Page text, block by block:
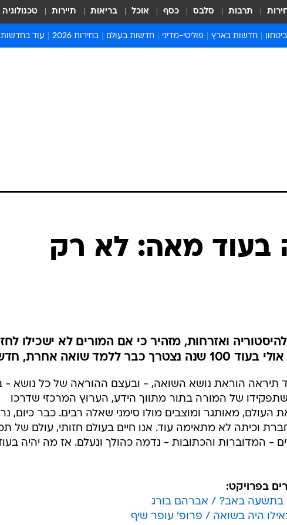
תרבות סלבס כסף אוכל בריאות תיירות טכנולוגיה
חדשות בארץ פוליטי-מדיני חדשות בעולם בחירות 2026 עוד בחדשות
בעוד מאה: לא רק
ואזרחות, מזהיר כי אם המורים לא ישכילו
שואה אחרת, חדשה
תיראה הוראת נושא השואה, - ובעצם ההוראה של כל נושא -
שתפקידו של המורה בתור מתווך הידע, הערוץ המרכזי שדרכו
מאותגר ומוצבים מולו סימני שאלה רבים. כבר כיום,
וכיתה לא מתאימה עוד. אנו חיים בעולם חזותי, עולם של
- המדוברות והכתובות - נדמה כהולך ונעלם. אז מה יהיה
בפרויקט:
בתשעה באב? / אברהם בורג
היה בשואה / פרופ' עופר שיף